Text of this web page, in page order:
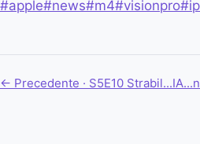
#apple#news#m4#visionpro
← Precedente · S5E10